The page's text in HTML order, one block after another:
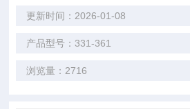
更新时间：2026-01-08
产品型号：331-361
浏览量：2716